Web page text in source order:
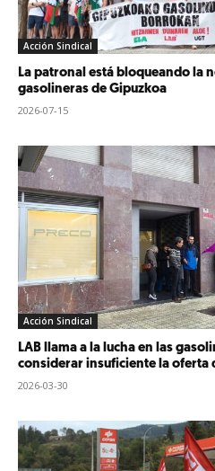
Acción Sindical
La patronal está bloqueando la
gasolineras de Gipuzkoa
2026-07-15
Acción Sindical
LAB llama a la lucha en las
considerar insuficiente la oferta
2026-03-30